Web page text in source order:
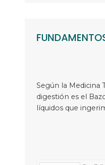
Según la Medicina
digestión es el
líquidos que